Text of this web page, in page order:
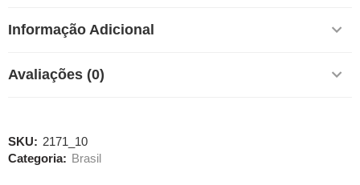
Informação Adicional
Avaliações (0)
SKU: 2171_10
Categoria: Brasil